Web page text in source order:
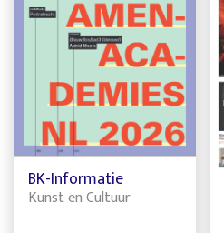
BK-Informatie
Kunst en Cultuur